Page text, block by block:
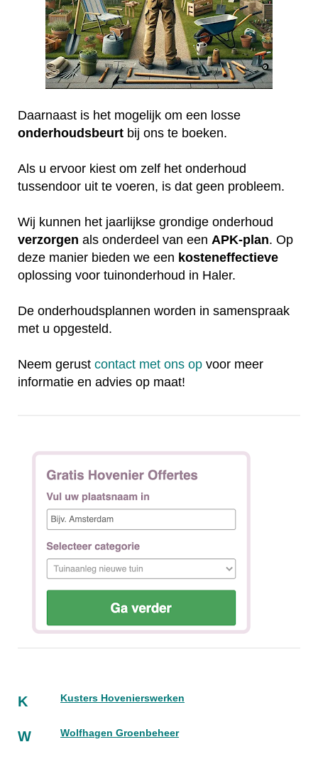
Daarnaast is het mogelijk om een losse
onderhoudsbeurt bij ons te boeken.
Als u ervoor kiest om zelf het onderhoud
tussendoor uit te voeren, is dat geen probleem.
Wij kunnen het jaarlijkse grondige onderhoud
verzorgen als onderdeel van een APK-plan. Op
deze manier bieden we een kosteneffectieve
oplossing voor tuinonderhoud in Haler.
De onderhoudsplannen worden in samenspraak
met u opgesteld.
Neem gerust contact met ons op voor meer
informatie en advies op maat!
K Kusters Hovenierswerken
W Wolfhagen Groenbeheer